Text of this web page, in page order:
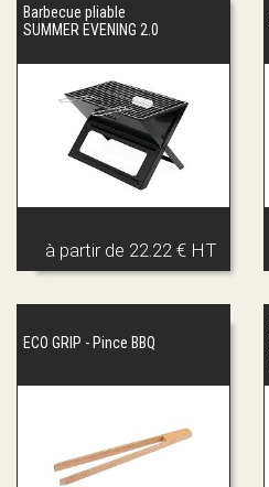
Barbecue pliable
SUMMER EVENING 2.0
à partir de 22.22 € HT
ECO GRIP - Pince BBQ